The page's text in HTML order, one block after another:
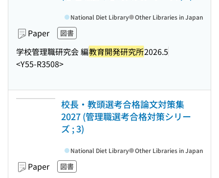
Paper 図書
学校管理職研究会 編教育開発研究所2026.5
<Y55-R3508>
National Diet Library Other Libraries in Japan
校長・教頭選考合格論文対策集
2027 (管理職選考合格対策シリー
ズ ; 3)
Paper 図書
National Diet Library Other Libraries in Japan